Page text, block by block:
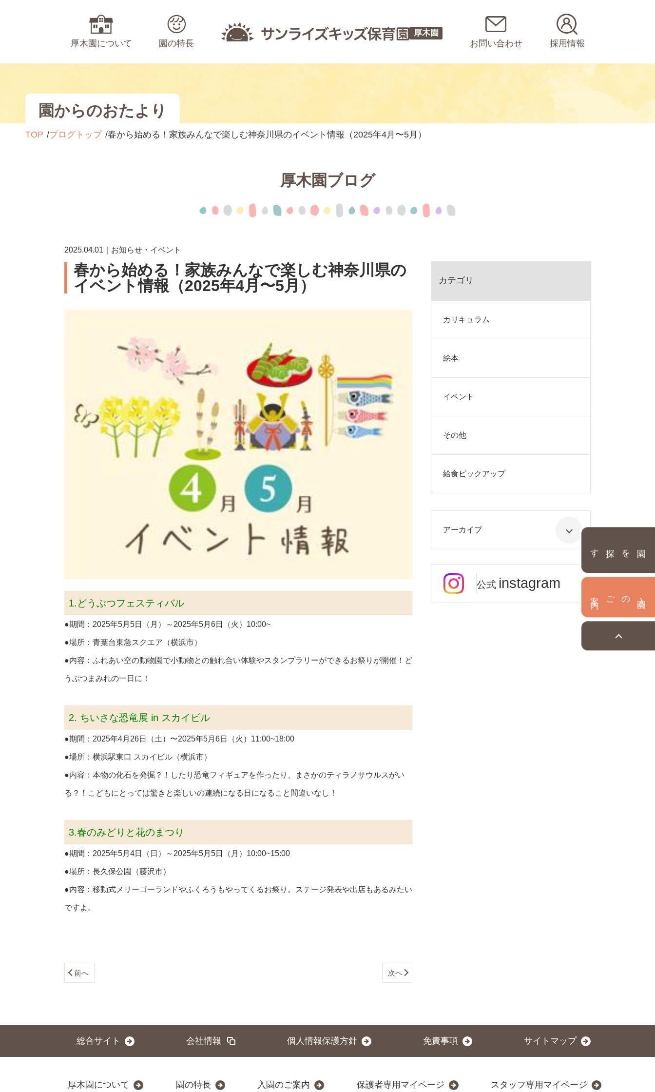
厚木園について 園の特長
厚木園
お問い合わせ 採用情報
園を探す
園からのおたより
TOP ブログトップ 春から始める！家族みんなで楽しむ神奈川県のイベント情報（2025年4月〜5月）
厚木園ブログ
2025.04.01｜お知らせ・イベント
春から始める！家族みんなで楽しむ神奈川県の
イベント情報（2025年4月〜5月）
1.どうぶつフェスティバル
●期間：2025年5月5日（月）～2025年5月6日（火）10:00~
●場所：青葉台東急スクエア（横浜市）
●内容：ふれあい空の動物園で小動物との触れ合い体験やスタンプラリーができるお祭りが開催！ど
うぶつまみれの一日に！
2. ちいさな恐竜展 in スカイビル
●期間：2025年4月26日（土）〜2025年5月6日（火）11:00~18:00
●場所：横浜駅東口 スカイビル（横浜市）
●内容：本物の化石を発掘？！したり恐竜フィギュアを作ったり、まさかのティラノサウルスがい
る？！こどもにとっては驚きと楽しいの連続になる日になること間違いなし！
3.春のみどりと花のまつり
●期間：2025年5月4日（日）～2025年5月5日（月）10:00~15:00
●場所：長久保公園（藤沢市）
●内容：移動式メリーゴーランドやふくろうもやってくるお祭り。ステージ発表や出店もあるみたい
ですよ。
前へ 次へ
カテゴリ
カリキュラム
絵本
イベント
その他
給食ピックアップ
アーカイブ
公式 instagram
総合サイト 会社情報 個人情報保護方針 免責事項 サイトマップ
厚木園について 園の特長 入園のご案内 保護者専用マイページ スタッフ専用マイページ